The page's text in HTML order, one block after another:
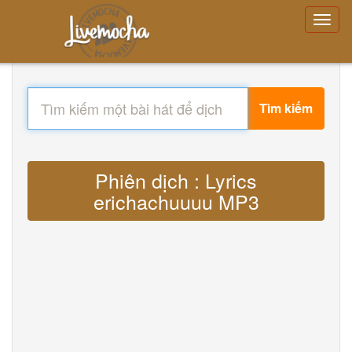
Tìm kiếm
Phiên dịch : Lyrics
erichachuuuu MP3